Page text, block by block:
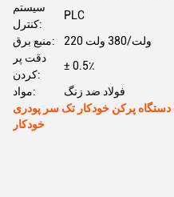
سیستم
کنترل:
PLC
منبع برق:
220 ولت/380 ولت
دقت پر
کردن:
± 0.5٪
مواد:
فولاد ضد زنگ
دستگاه پرکن خودکار تک سر پودری SG-BF100 دستگاه پرکن و دربندی
خودکار